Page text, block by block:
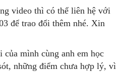
video thì có thể liên hệ với
để trao đổi thêm nhé. Xin
mình cùng anh em học
những điểm chưa hợp lý, vì